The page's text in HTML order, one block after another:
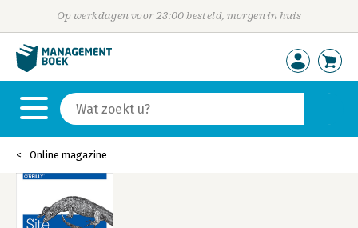
Op werkdagen voor 23:00 besteld, morgen in huis
Online magazine